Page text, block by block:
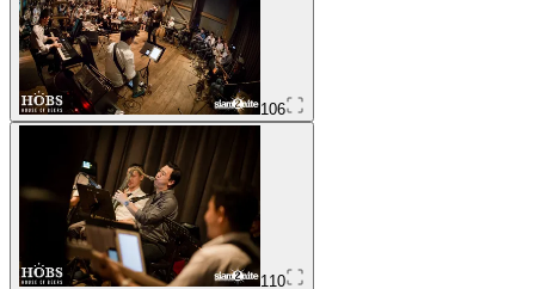
106
110